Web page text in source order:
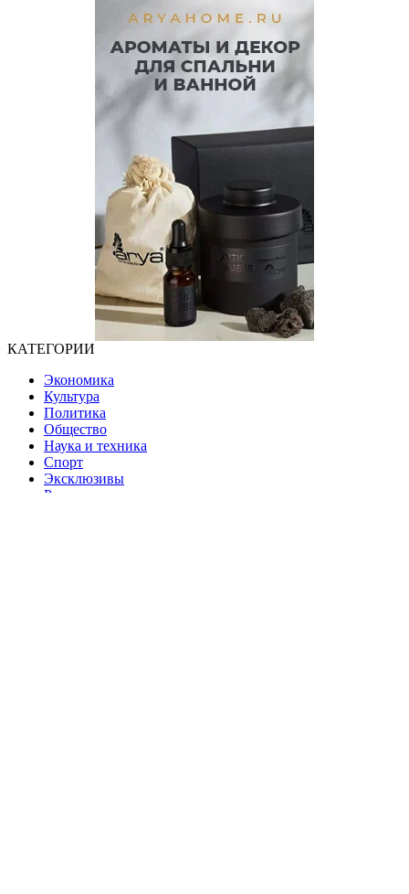
КАТЕГОРИИ
Экономика
Культура
Политика
Общество
Наука и техника
Спорт
Эксклюзивы
Редакция